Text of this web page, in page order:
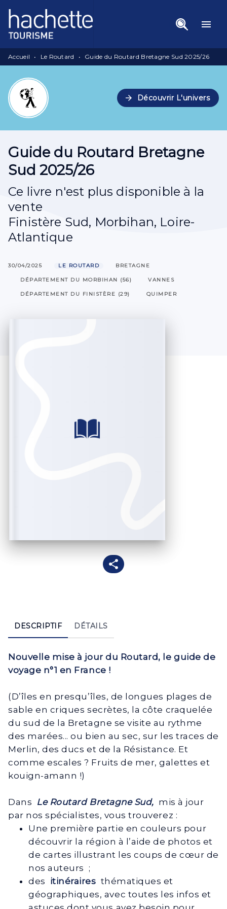
Menu Recherche
Pied De Page
menu
Accueil • Le Routard • Guide du Routard Bretagne Sud 2025/26
arrow_forward Découvrir L'univers
Guide du Routard Bretagne
Sud 2025/26
Ce livre n'est plus disponible à la
vente
Finistère Sud, Morbihan, Loire-
Atlantique
30/04/2025 LE ROUTARD BRETAGNE
DÉPARTEMENT DU MORBIHAN (56) VANNES
DÉPARTEMENT DU FINISTÈRE (29) QUIMPER
DESCRIPTIF DÉTAILS
Nouvelle mise à jour du Routard, le guide de
voyage n°1 en France !
(D’îles en presqu’îles, de longues plages de
sable en criques secrètes, la côte craquelée
du sud de la Bretagne se visite au rythme
des marées... ou bien au sec, sur les traces de
Merlin, des ducs et de la Résistance. Et
comme escales ? Fruits de mer, galettes et
kouign-amann !)
Dans Le Routard Bretagne Sud, mis à jour
par nos spécialistes, vous trouverez :
Une première partie en couleurs pour
découvrir la région à l’aide de photos et
de cartes illustrant les coups de cœur de
nos auteurs ;
des itinéraires thématiques et
géographiques, avec toutes les infos et